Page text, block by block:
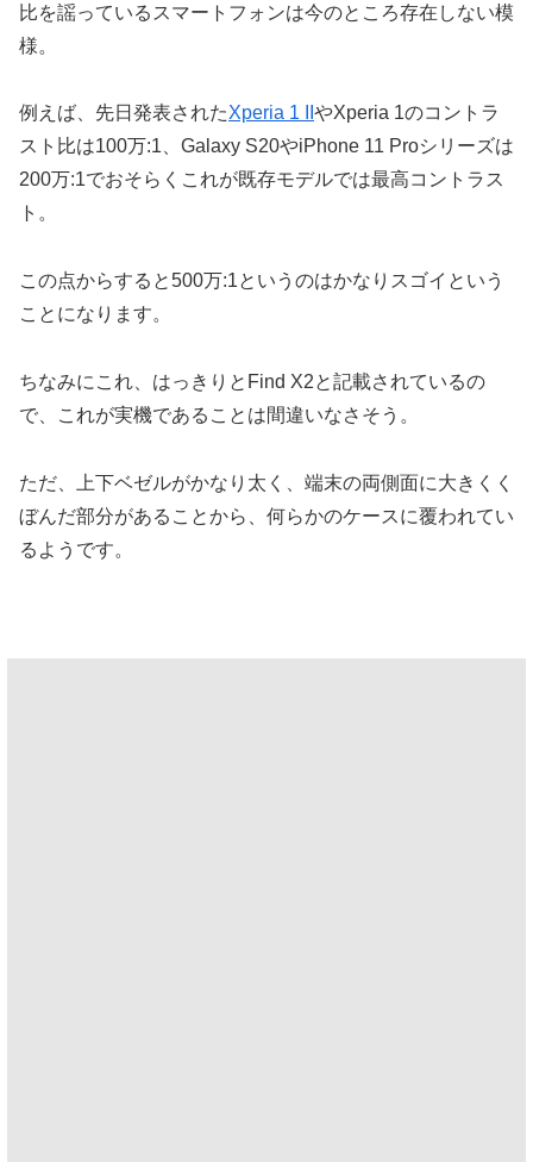
比を謡っているスマートフォンは今のところ存在しない模
様。
例えば、先日発表されたXperia 1 II やXperia 1のコントラ
スト比は100万:1、Galaxy S20やiPhone 11 Proシリーズは
200万:1でおそらくこれが既存モデルでは最高コントラス
ト。
この点からすると500万:1というのはかなりスゴイという
ことになります。
ちなみにこれ、はっきりとFind X2と記載されているの
で、これが実機であることは間違いなさそう。
ただ、上下ベゼルがかなり太く、端末の両側面に大きくく
ぼんだ部分があることから、何らかのケースに覆われてい
るようです。